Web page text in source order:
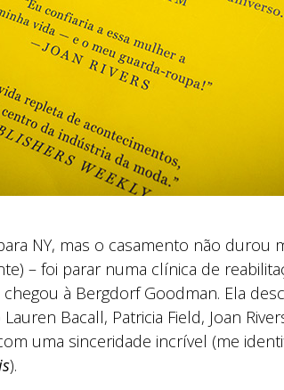
NY, mas o casamento não durou
– foi parar numa clínica de
à Bergdorf Goodman. Ela
Bacall, Patricia Field, Joan
uma sinceridade incrível (me
).